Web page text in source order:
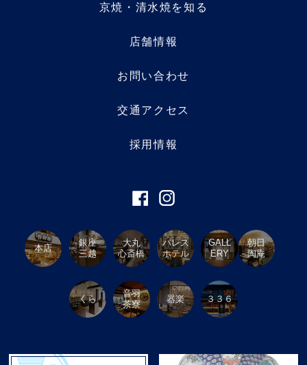
京焼・清水焼を知る
店舗情報
お問い合わせ
交通アクセス
採用情報
本店
銀座
三越
大丸
心斎橋
パレス
ホテル
GALL
ERY
朝日
陶庵
くら
音羽
茶寮
器楽 ３３６